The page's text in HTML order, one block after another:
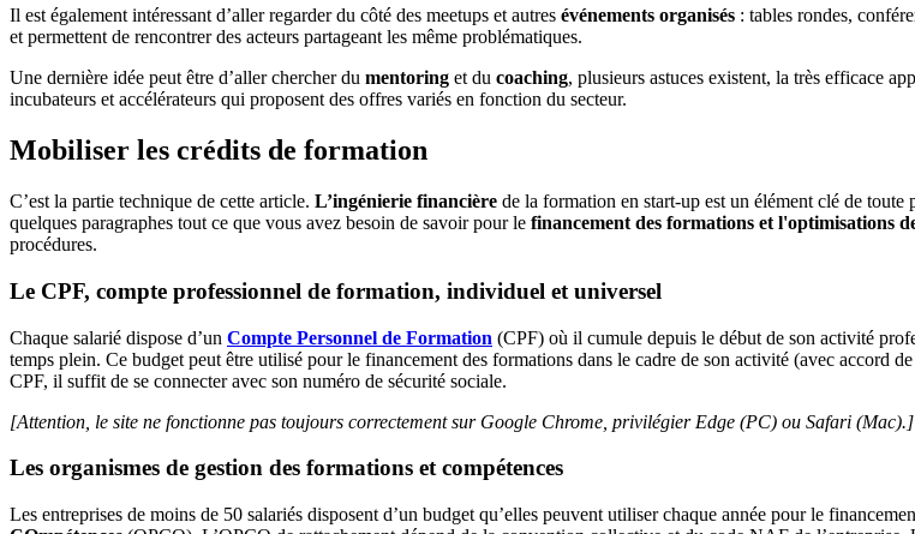
Il est également intéressant d’aller regarder du côté des meetups et autres événements organisés : tables rondes,
et permettent de rencontrer des acteurs partageant les même problématiques.
Une dernière idée peut être d’aller chercher du mentoring et du coaching, plusieurs astuces existent, la très efficace
incubateurs et accélérateurs qui proposent des offres variés en fonction du secteur.
Mobiliser les crédits de formation
C’est la partie technique de cette article. L’ingénierie financière de la formation en start-up est un élément clé de
quelques paragraphes tout ce que vous avez besoin de savoir pour le financement des formations et l'optimisations
procédures.
Le CPF, compte professionnel de formation, individuel et universel
Chaque salarié dispose d’un Compte Personnel de Formation (CPF) où il cumule depuis le début de son activité
temps plein. Ce budget peut être utilisé pour le financement des formations dans le cadre de son activité (avec accord
CPF, il suffit de se connecter avec son numéro de sécurité sociale.
[Attention, le site ne fonctionne pas toujours correctement sur Google Chrome, privilégier Edge (PC) ou Safari (Mac).]
Les organismes de gestion des formations et compétences
Les entreprises de moins de 50 salariés disposent d’un budget qu’elles peuvent utiliser chaque année pour le